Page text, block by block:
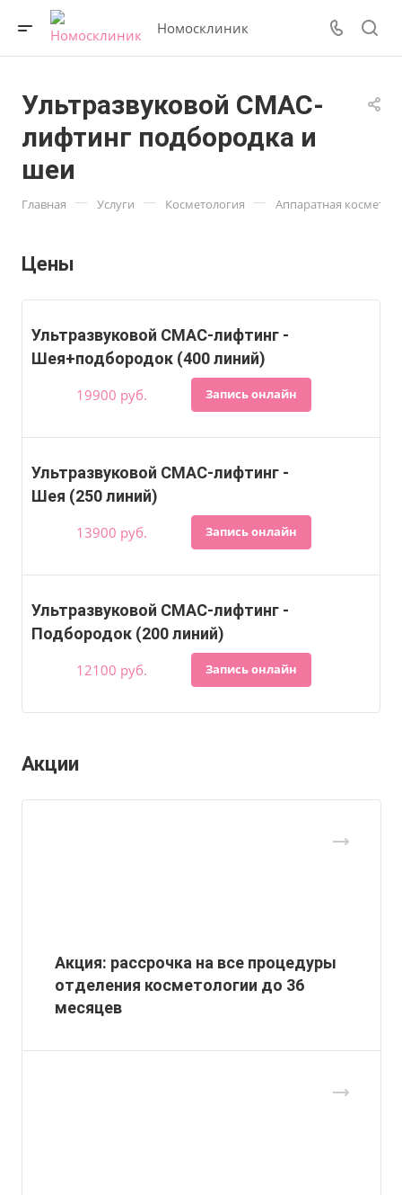
Номосклиник
Ультразвуковой СМАС-
лифтинг подбородка и
шеи
Главная — Услуги — Косметология — Аппаратная
Цены
Ультразвуковой СМАС-лифтинг -
Шея+подбородок (400 линий)
19900 руб. Запись онлайн
Ультразвуковой СМАС-лифтинг -
Шея (250 линий)
13900 руб. Запись онлайн
Ультразвуковой СМАС-лифтинг -
Подбородок (200 линий)
12100 руб. Запись онлайн
Акции
Акция: рассрочка на все процедуры
отделения косметологии до 36
месяцев